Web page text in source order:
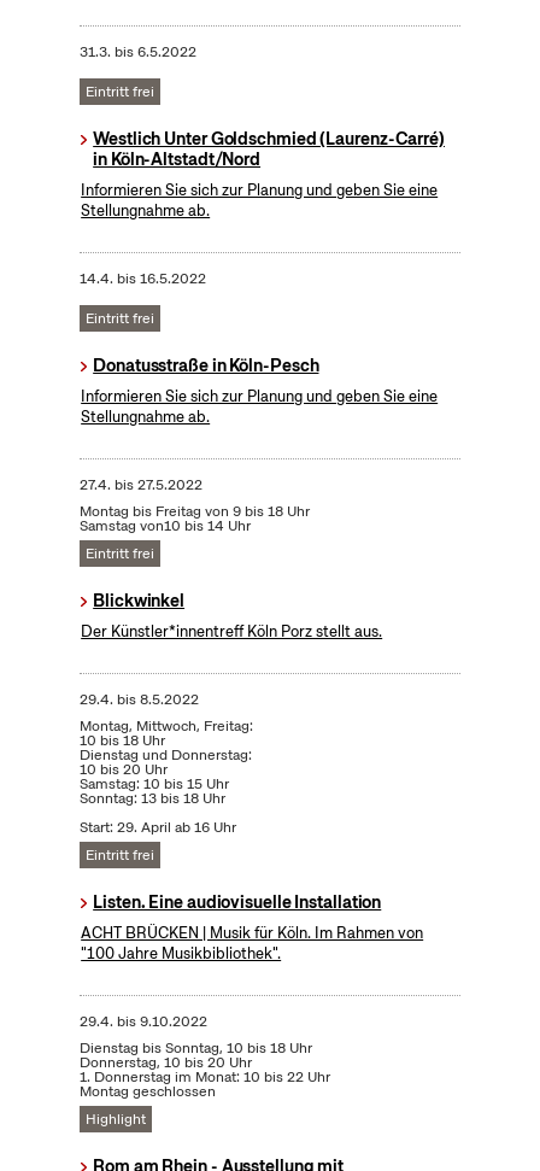
31.3. bis6.5.2022
Eintritt frei
Westlich Unter Goldschmied (Laurenz-Carré)
in Köln-Altstadt/Nord
Informieren Sie sich zur Planung und geben Sie eine
Stellungnahme ab.
14.4. bis16.5.2022
Eintritt frei
Donatusstraße in Köln-Pesch
Informieren Sie sich zur Planung und geben Sie eine
Stellungnahme ab.
27.4. bis27.5.2022
Montag bis Freitag von 9 bis 18 Uhr
Samstag von10 bis 14 Uhr
Eintritt frei
Blickwinkel
Der Künstler*innentreff Köln Porz stellt aus.
29.4. bis8.5.2022
Montag, Mittwoch, Freitag:
10 bis 18 Uhr
Dienstag und Donnerstag:
10 bis 20 Uhr
Samstag: 10 bis 15 Uhr
Sonntag: 13 bis 18 Uhr
Start: 29. April ab 16 Uhr
Eintritt frei
Listen. Eine audiovisuelle Installation
ACHT BRÜCKEN | Musik für Köln. Im Rahmen von
"100 Jahre Musikbibliothek".
29.4. bis9.10.2022
Dienstag bis Sonntag, 10 bis 18 Uhr
Donnerstag, 10 bis 20 Uhr
1. Donnerstag im Monat: 10 bis 22 Uhr
Montag geschlossen
Highlight
Rom am Rhein - Ausstellung mit